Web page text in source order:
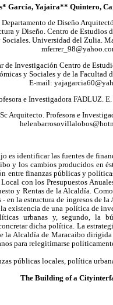
García, Yajaira** Quintero,
de Diseño
y Diseño. Centro de Estudios
Sociales. Universidad del Zulia.
Investigación Centro de
y Sociales y de la Facultad
E-mail:
e Investigadora FADLUZ.
Arquitecto. Profesora e
es identificar las fuentes de
y los cambios producidos en
entre finanzas públicas y
con los Presupuestos
y Rentas de la Alcaldía.
- en la estructura de ingresos de
existencia de una política de
urbanas y, segundo, la
dicha política. La
la Alcaldía de Maracaibo
para relegitimarse
públicas locales, política
The Building of a